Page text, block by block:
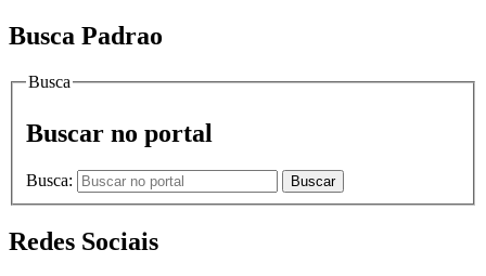
Busca Padrao
Busca
Buscar no portal
Busca: Buscar
Redes Sociais